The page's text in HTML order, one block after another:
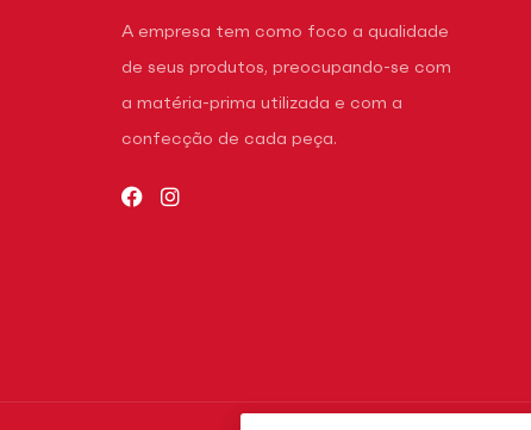
A empresa tem como foco a qualidade
de seus produtos, preocupando-se com
a matéria-prima utilizada e com a
confecção de cada peça.